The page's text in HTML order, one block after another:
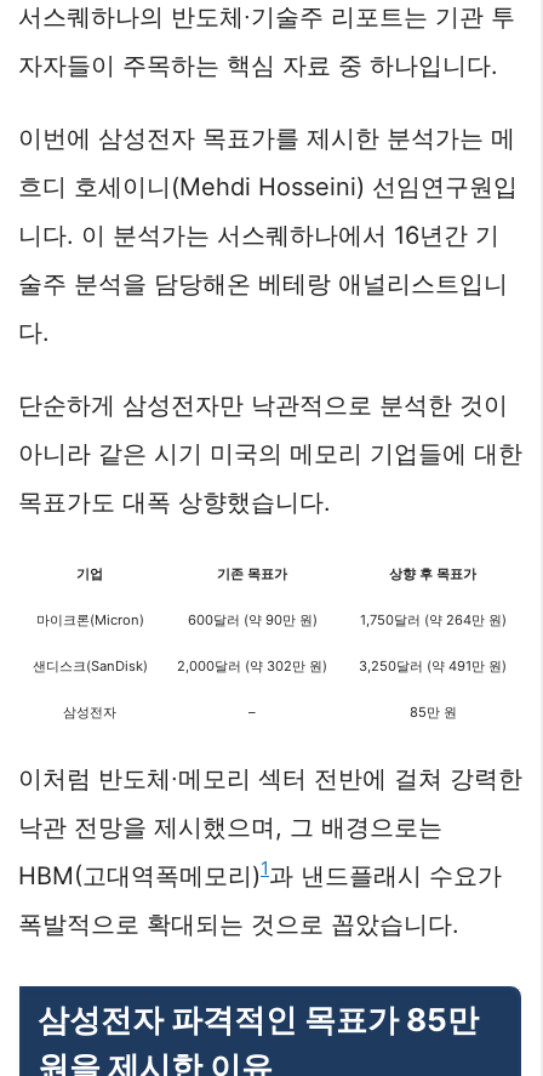
서스퀘하나의 반도체∙기술주 리포트는 기관 투
자자들이 주목하는 핵심 자료 중 하나입니다.
이번에 삼성전자 목표가를 제시한 분석가는 메
흐디 호세이니(Mehdi Hosseini) 선임연구원입
니다. 이 분석가는 서스퀘하나에서 16년간 기
술주 분석을 담당해온 베테랑 애널리스트입니
다.
단순하게 삼성전자만 낙관적으로 분석한 것이
아니라 같은 시기 미국의 메모리 기업들에 대한
목표가도 대폭 상향했습니다.
기업 기존 목표가 상향 후 목표가
마이크론(Micron) 600달러 (약 90만 원) 1,750달러 (약 264만 원)
샌디스크(SanDisk) 2,000달러 (약 302만 원) 3,250달러 (약 491만 원)
삼성전자 – 85만 원
이처럼 반도체∙메모리 섹터 전반에 걸쳐 강력한
낙관 전망을 제시했으며, 그 배경으로는
HBM(고대역폭메모리)1과 낸드플래시 수요가
폭발적으로 확대되는 것으로 꼽았습니다.
삼성전자 파격적인 목표가 85만
원을 제시한 이유